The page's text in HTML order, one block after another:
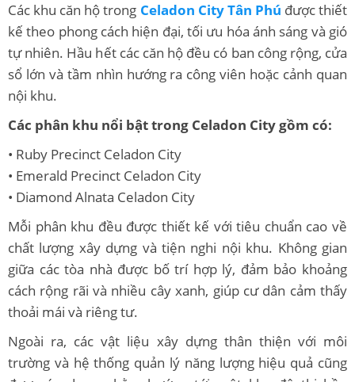
Các khu căn hộ trong Celadon City Tân Phú được thiết
kế theo phong cách hiện đại, tối ưu hóa ánh sáng và gió
tự nhiên. Hầu hết các căn hộ đều có ban công rộng, cửa
sổ lớn và tầm nhìn hướng ra công viên hoặc cảnh quan
nội khu.
Các phân khu nổi bật trong Celadon City gồm có:
• Ruby Precinct Celadon City
• Emerald Precinct Celadon City
• Diamond Alnata Celadon City
Mỗi phân khu đều được thiết kế với tiêu chuẩn cao về
chất lượng xây dựng và tiện nghi nội khu. Không gian
giữa các tòa nhà được bố trí hợp lý, đảm bảo khoảng
cách rộng rãi và nhiều cây xanh, giúp cư dân cảm thấy
thoải mái và riêng tư.
Ngoài ra, các vật liệu xây dựng thân thiện với môi
trường và hệ thống quản lý năng lượng hiệu quả cũng